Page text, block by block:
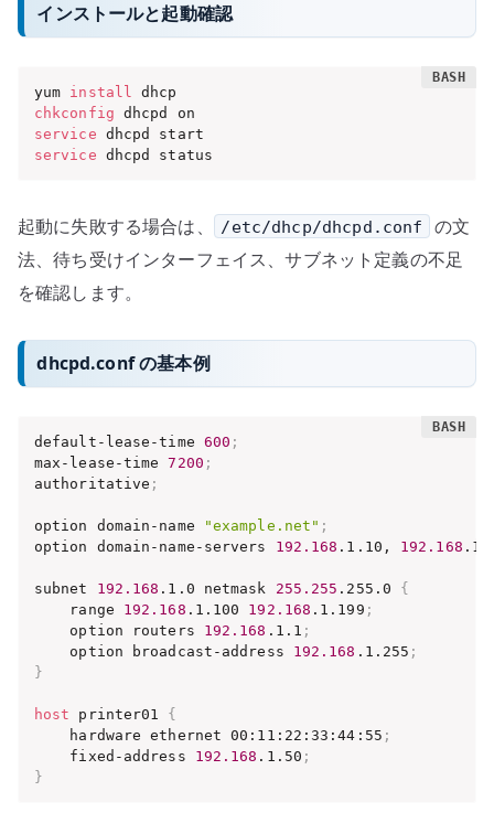
インストールと起動確認
yum install
chkconfig
service
service dhcpd status
起動に失敗する場合は、 /etc/dhcp/dhcpd.conf
の文
法、待ち受けインターフェイス、サブネット定義の不足
を確認します。
dhcpd.conf の基本例
default-lease-time 600 ;
max-lease-time 7200 ;
authoritative ;
option domain-name "example.net" ;
option domain-name-servers 192.168 .1.10, 192.168
subnet 192.168 .1.0 netmask 255.255 .255.0 {
    range
192.168 .1.100 192.168 .1.199 ;
    option routers
192.168 .1.1 ;
    option broadcast-address
192.168 .1.255 ;
}
host printer01 {
    hardware ethernet 00:11:22:33:44:55
;
    fixed-address
192.168 .1.50 ;
}